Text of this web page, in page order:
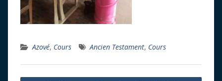
Azové, Cours Ancien Testament, Cours